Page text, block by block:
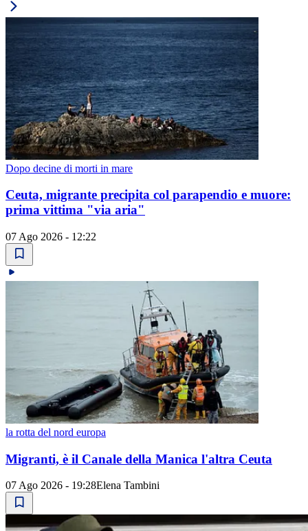
Dopo decine di morti in mare
Ceuta, migrante precipita col parapendio e muore:
prima vittima "via aria"
07 Ago 2026 - 12:22
la rotta del nord europa
Migranti, è il Canale della Manica l'altra Ceuta
07 Ago 2026 - 19:28Elena Tambini